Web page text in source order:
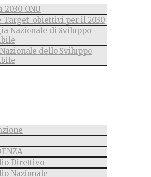
2030 ONU
Target: obiettivi per il 2030
Nazionale di Sviluppo
dello Sviluppo
Direttivo
Nazionale